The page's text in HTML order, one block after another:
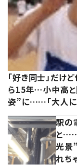
「好き同士」だけ
ら15年…小中高
姿”に……「大人に
駅の
と……
光景
れち